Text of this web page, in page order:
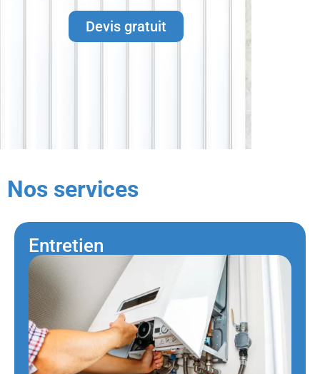
Devis gratuit
Nos services
Entretien